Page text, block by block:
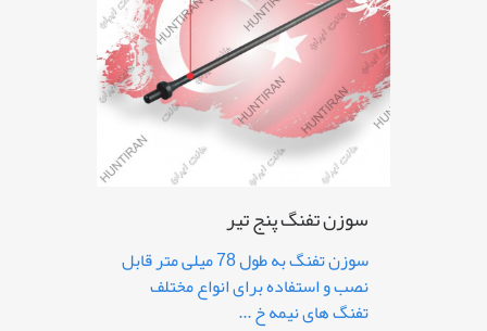
سوزن تفنگ پنج تیر
سوزن تفنگ به طول 78 میلی متر قابل
نصب و استفاده برای انواع مختلف
تفنگ های نیمه خ ...